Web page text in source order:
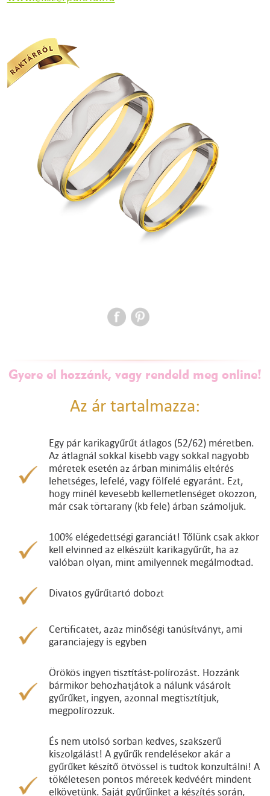
Gyere el hozzánk, vagy rendeld meg online!
Az ár tartalmazza:
Egy pár karikagyűrűt átlagos (52/62) méretben.
Az átlagnál sokkal kisebb vagy sokkal nagyobb
méretek esetén az árban minimális eltérés
lehetséges, lefelé, vagy fölfelé egyaránt. Ezt,
hogy minél kevesebb kellemetlenséget okozzon,
már csak törtarany (kb fele) árban számoljuk.
100% elégedettségi garanciát! Tőlünk csak akkor
kell elvinned az elkészült karikagyűrűt, ha az
valóban olyan, mint amilyennek megálmodtad.
Divatos gyűrűtartó dobozt
Certificatet, azaz minőségi tanúsítványt, ami
garanciajegy is egyben
Örökös ingyen tisztítást-polírozást. Hozzánk
bármikor behozhatjátok a nálunk vásárolt
gyűrűket, ingyen, azonnal megtisztítjuk,
megpolírozzuk.
És nem utolsó sorban kedves, szakszerű
kiszolgálást! A gyűrűk rendelésekor akár a
gyűrűket készítő ötvössel is tudtok konzultálni! A
tökéletesen pontos méretek kedvéért mindent
elkövetünk. Saját gyűrűinket a készítés során,